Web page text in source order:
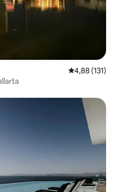
Gemiddelde
4,88 (131)